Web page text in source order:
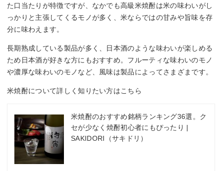
た口当たりが特徴ですが、なかでも高級米焼酎は米の味わいがし
っかりと主張してくるモノが多く、米ならではの甘みや旨味を存
分に味わえます。
長期熟成している製品が多く、日本酒のような味わいが楽しめる
ため日本酒が好きな方にもおすすめ。フルーティな味わいのモノ
や濃厚な味わいのモノなど、風味は製品によってさまざまです。
米焼酎について詳しく知りたい方はこちら
米焼酎のおすすめ銘柄ランキング36選。ク
セが少なく焼酎初心者にもぴったり |
SAKIDORI（サキドリ）